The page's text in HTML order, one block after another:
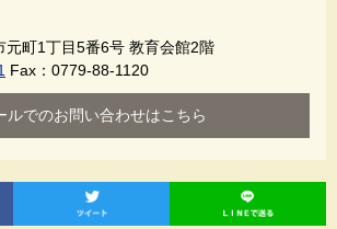
元町1丁目5番6号 教育会館2階
Fax：0779-88-1120
ルでのお問い合わせはこちら